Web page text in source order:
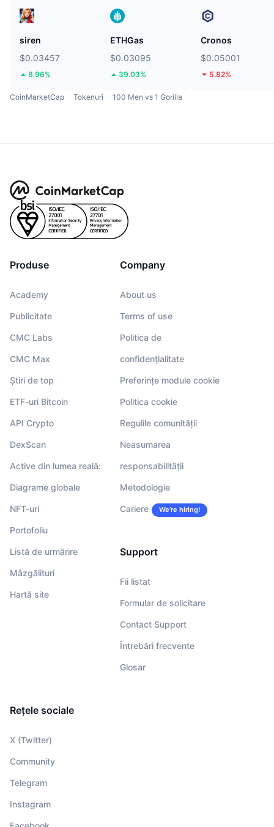
siren
$0.03457
8.96%
ETHGas
$0.03095
39.03%
Cronos
$0.05001
5.82%
CoinMarketCap Tokenuri 100 Men vs 1 Gorilla
Produse
Academy
Publicitate
CMC Labs
CMC Max
Știri de top
ETF-uri Bitcoin
API Crypto
DexScan
Active din lumea reală:
Diagrame globale
NFT-uri
Portofoliu
Listă de urmărire
Mâzgălituri
Hartă site
Company
About us
Terms of use
Politica de
confidențialitate
Preferințe module cookie
Politica cookie
Regulile comunității
Neasumarea
responsabilității
Metodologie
Cariere We’re hiring!
Support
Fii listat
Formular de solicitare
Contact Support
Întrebări frecvente
Glosar
Rețele sociale
X (Twitter)
Community
Telegram
Instagram